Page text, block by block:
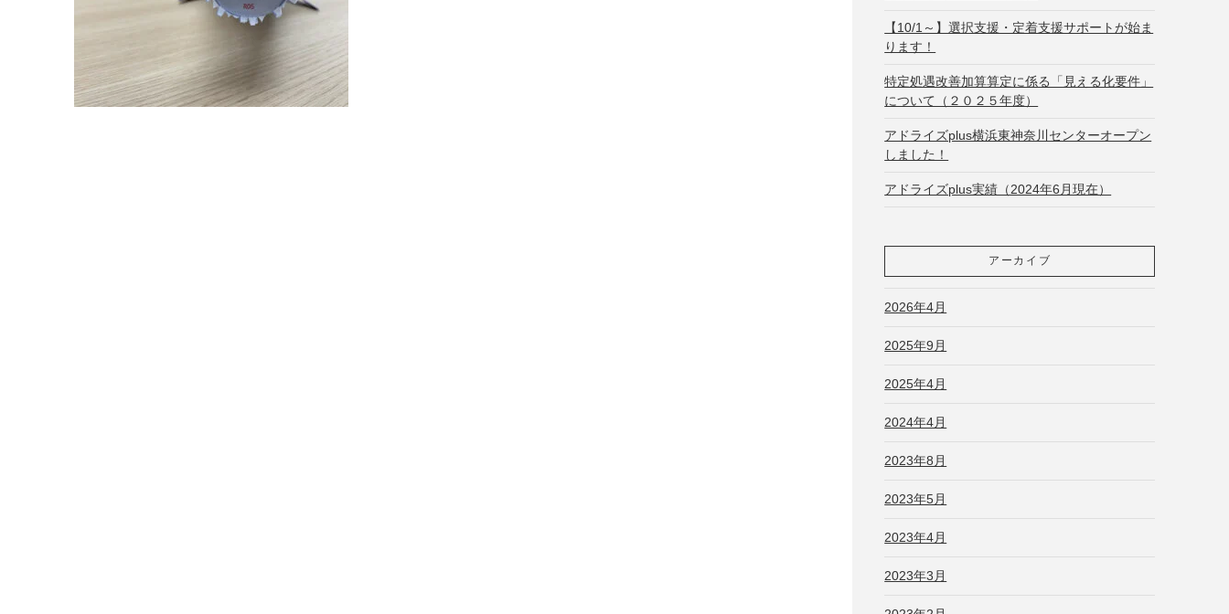
【10/1～】選択支援・定着支援サポートが始ま
ります！
特定処遇改善加算算定に係る「見える化要件」
について（２０２５年度）
アドライズplus横浜東神奈川センターオープン
しました！
アドライズplus実績（2024年6月現在）
アーカイブ
2026年4月
2025年9月
2025年4月
2024年4月
2023年8月
2023年5月
2023年4月
2023年3月